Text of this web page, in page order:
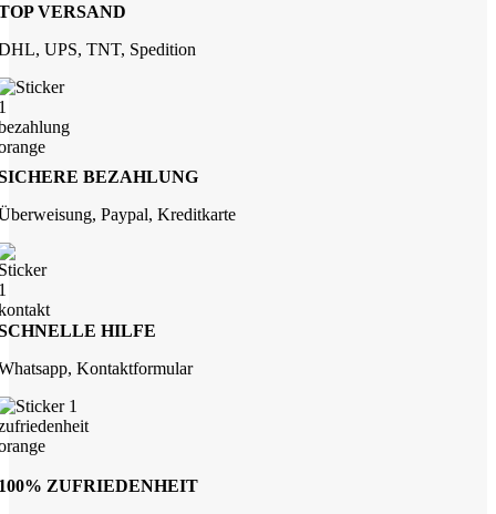
VERSAND
UPS, TNT, Spedition
BEZAHLUNG
Paypal, Kreditkarte
HILFE
Kontaktformular
ZUFRIEDENHEIT